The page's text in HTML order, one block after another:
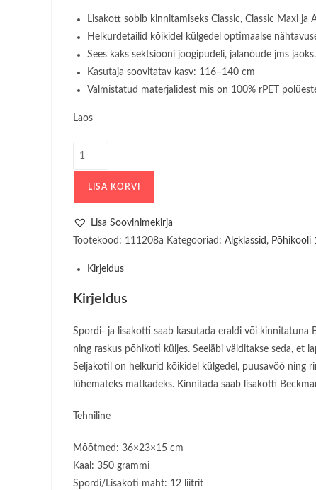
Lisakott sobib kinnitamiseks Classic, Classic Maxi ja
Helkurdetailid kõikidel külgedel optimaalse
Sees kaks sektsiooni joogipudeli, jalanõude jms jaoks.
Kasutaja soovitatav kasv: 116–140 cm
Valmistatud materjalidest mis on 100% rPET
Laos
Spordikott
Lisakott
Beckmann12L
Rosie
kogus
LISA KORVI
Lisa Soovinimekirja
Tootekood: 111208a Kategooriad: Algklassid , Põhikooli
Kirjeldus
Kirjeldus
Spordi- ja lisakotti saab kasutada eraldi või kinnitatuna
ning raskus põhikoti küljes. Seeläbi välditakse seda, et
Seljakotil on helkurid kõikidel külgedel, puusavöö ning
lühemateks matkadeks. Kinnitada saab lisakotti
Tehniline
Mõõtmed: 36×23×15 cm
Kaal: 350 grammi
Spordi/Lisakoti maht: 12 liitrit